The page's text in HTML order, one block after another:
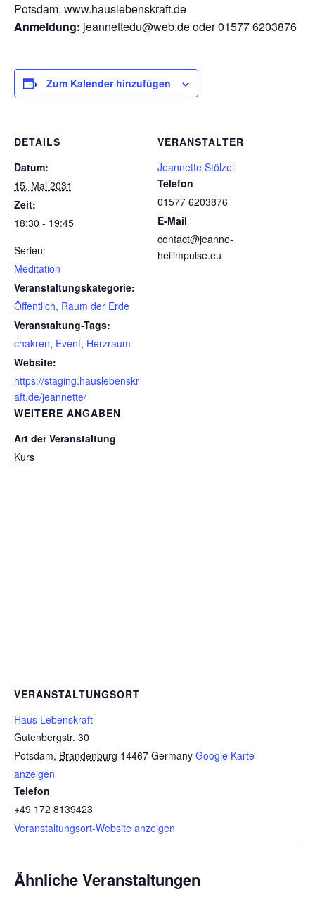
Potsdam, www.hauslebenskraft.de
Anmeldung: jeannettedu@web.de oder 01577 6203876
Zum Kalender hinzufügen
DETAILS
Datum:
15. Mai 2031
Zeit:
18:30 - 19:45
Serien:
Meditation
Veranstaltungskategorie:
Öffentlich, Raum der Erde
Veranstaltung-Tags:
chakren, Event, Herzraum
Website:
https://staging.hauslebenskr
aft.de/jeannette/
VERANSTALTER
Jeannette Stölzel
Telefon
01577 6203876
E-Mail
contact@jeanne-
heilimpulse.eu
WEITERE ANGABEN
Art der Veranstaltung
Kurs
VERANSTALTUNGSORT
Haus Lebenskraft
Gutenbergstr. 30
Potsdam, Brandenburg 14467 Germany Google Karte
anzeigen
Telefon
+49 172 8139423
Veranstaltungsort-Website anzeigen
Ähnliche Veranstaltungen